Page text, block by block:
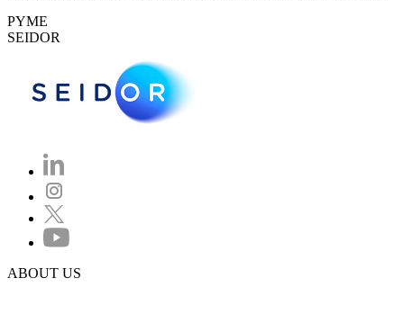
PYME
SEIDOR
ABOUT US